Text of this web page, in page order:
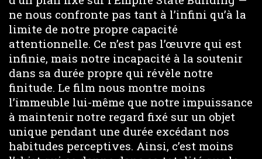
ne nous confronte pas tant à l’infini qu’à la
limite de notre propre capacité
attentionnelle. Ce n’est pas l’œuvre qui est
infinie, mais notre incapacité à la soutenir
dans sa durée propre qui révèle notre
finitude. Le film nous montre moins
l’immeuble lui-même que notre impuissance
à maintenir notre regard fixé sur un objet
unique pendant une durée excédant nos
habitudes perceptives. Ainsi, c’est moins